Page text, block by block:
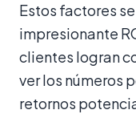
Estos factores
impresionante
clientes logran
ver los números
retornos